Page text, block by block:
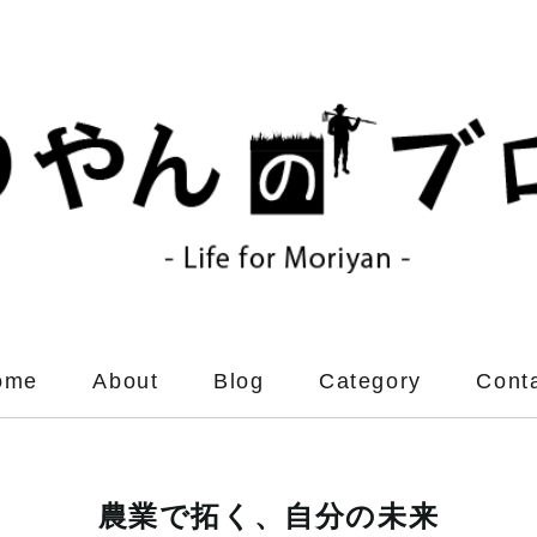
About Blog Category
農業で拓く、自分の未来